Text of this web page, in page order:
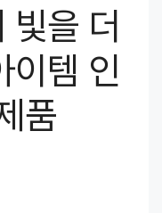
빛을 더
이템 인
품